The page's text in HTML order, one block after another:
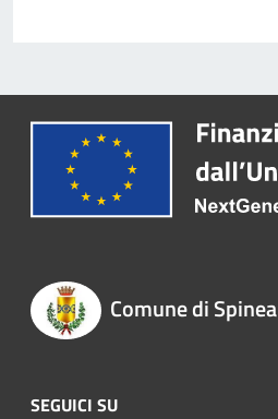
Comune di Spinea
SEGUICI SU